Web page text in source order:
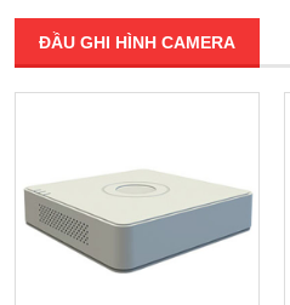
ĐẦU GHI HÌNH CAMERA